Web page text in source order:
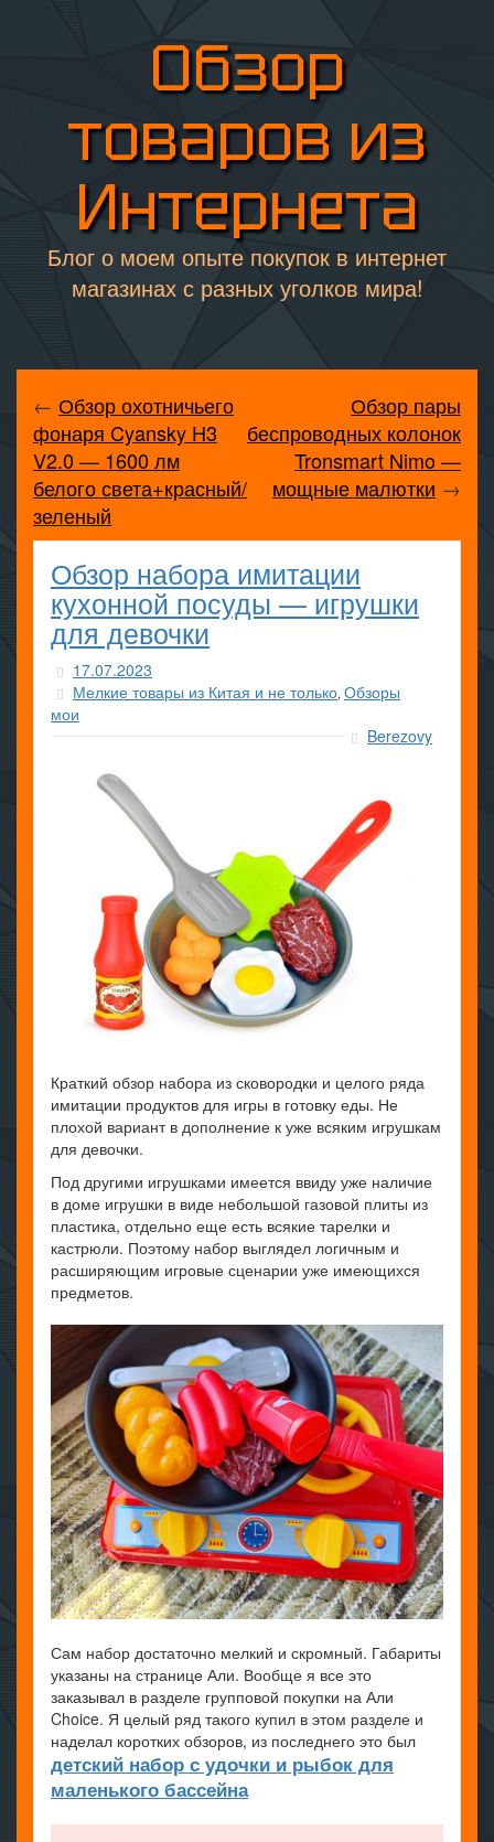
Обзор
товаров из
Интернета
Блог о моем опыте покупок в интернет
магазинах с разных уголков мира!
← Обзор охотничьего
фонаря Cyansky H3
V2.0 — 1600 лм
белого света+красный/
зеленый
Обзор пары
беспроводных колонок
Tronsmart Nimo —
мощные малютки →
Обзор набора имитации
кухонной посуды — игрушки
для девочки
17.07.2023
Мелкие товары из Китая и не только, Обзоры
мои
Berezovy
Краткий обзор набора из сковородки и целого ряда
имитации продуктов для игры в готовку еды. Не
плохой вариант в дополнение к уже всяким игрушкам
для девочки.
Под другими игрушками имеется ввиду уже наличие
в доме игрушки в виде небольшой газовой плиты из
пластика, отдельно еще есть всякие тарелки и
кастрюли. Поэтому набор выглядел логичным и
расширяющим игровые сценарии уже имеющихся
предметов.
Сам набор достаточно мелкий и скромный. Габариты
указаны на странице Али. Вообще я все это
заказывал в разделе групповой покупки на Али
Choice. Я целый ряд такого купил в этом разделе и
наделал коротких обзоров, из последнего это был
детский набор с удочки и рыбок для
маленького бассейна